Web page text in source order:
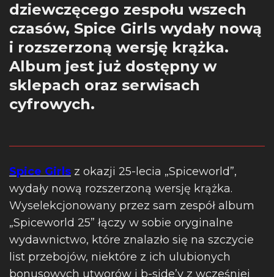
dziewczęcego zespołu wszech
czasów, Spice Girls wydały nową
i rozszerzoną wersję krążka.
Album jest już dostępny w
sklepach oraz serwisach
cyfrowych.
Spice Girls z okazji 25-lecia „Spiceworld”,
wydały nową rozszerzoną wersję krążka.
Wyselekcjonowany przez sam zespół album
„Spiceworld 25” łączy w sobie oryginalne
wydawnictwo, które znalazło się na szczycie
list przebojów, niektóre z ich ulubionych
bonusowych utworów i b-side’y z wcześniej